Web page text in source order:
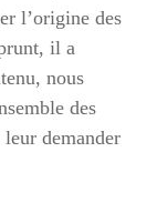
l’origine des
il a
nous
des
demander